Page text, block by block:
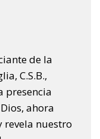
de la
C.S.B.,
presencia
ahora
revela nuestro